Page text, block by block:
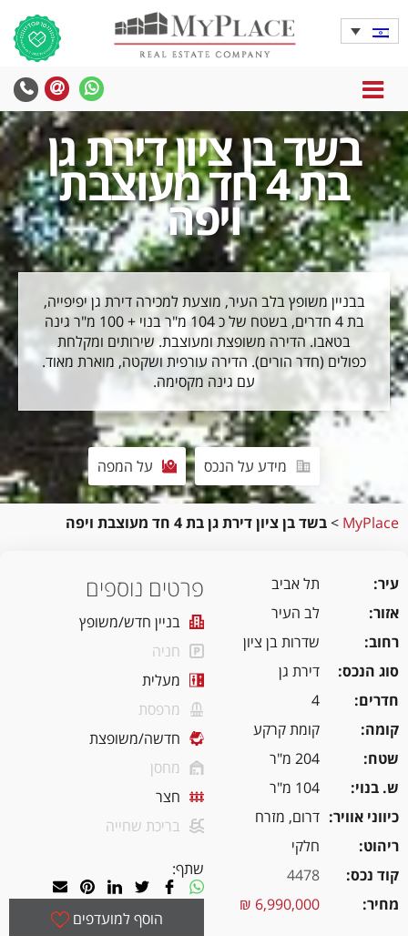
MENU
בשד בן ציון דירת גן
בת 4 חד מעוצבת
ויפה
בבניין משופץ בלב העיר, מוצעת למכירה דירת גן יפיפייה,
בת 4 חדרים, בשטח של כ 104 מ"ר בנוי + 100 מ"ר גינה
בטאבו. הדירה משופצת ומעוצבת. שירותים ומקלחת
כפולים (חדר הורים). הדירה עורפית ושקטה, מוארת מאוד.
עם גינה מקסימה.
מידע על הנכס על המפה
MyPlace
>בשד בן ציון דירת גן בת 4 חד מעוצבת ויפה
עיר
תל אביב
אזור
לב העיר
רחוב
שדרות בן ציון
סוג הנכס
דירת גן
חדרים
4
קומה
קומת קרקע
שטח
204 מ"ר
ש. בנוי
104 מ"ר
כיווני אוויר
דרום, מזרח
ריהוט
חלקי
קוד נכס
4478
מחיר
6,990,000 ₪
פרטים נוספים
בניין חדש/משופץ
חניה
מעלית
מרפסת
חדשה/משופצת
מחסן
חצר
בריכת שחייה
שתף:
הוסף למועדפים